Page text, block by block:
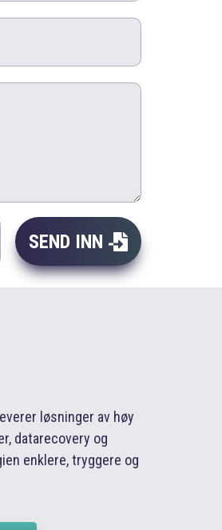
SEND INN
løsninger av høy
datarecovery og
enklere, tryggere og